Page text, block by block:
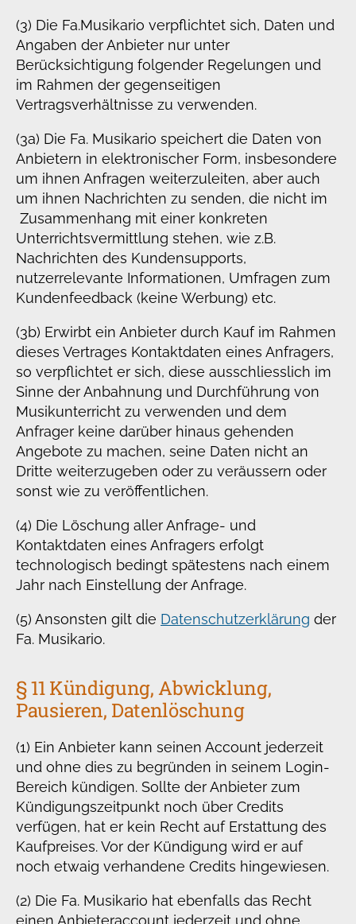
(3) Die Fa.Musikario verpflichtet sich, Daten und
Angaben der Anbieter nur unter
Berücksichtigung folgender Regelungen und
im Rahmen der gegenseitigen
Vertragsverhältnisse zu verwenden.
(3a) Die Fa. Musikario speichert die Daten von
Anbietern in elektronischer Form, insbesondere
um ihnen Anfragen weiterzuleiten, aber auch
um ihnen Nachrichten zu senden, die nicht im
Zusammenhang mit einer konkreten
Unterrichtsvermittlung stehen, wie z.B.
Nachrichten des Kundensupports,
nutzerrelevante Informationen, Umfragen zum
Kundenfeedback (keine Werbung) etc.
(3b) Erwirbt ein Anbieter durch Kauf im Rahmen
dieses Vertrages Kontaktdaten eines Anfragers,
so verpflichtet er sich, diese ausschliesslich im
Sinne der Anbahnung und Durchführung von
Musikunterricht zu verwenden und dem
Anfrager keine darüber hinaus gehenden
Angebote zu machen, seine Daten nicht an
Dritte weiterzugeben oder zu veräussern oder
sonst wie zu veröffentlichen.
(4) Die Löschung aller Anfrage- und
Kontaktdaten eines Anfragers erfolgt
technologisch bedingt spätestens nach einem
Jahr nach Einstellung der Anfrage.
(5) Ansonsten gilt die Datenschutzerklärung der
Fa. Musikario.
§ 11 Kündigung, Abwicklung,
Pausieren, Datenlöschung
(1) Ein Anbieter kann seinen Account jederzeit
und ohne dies zu begründen in seinem Login-
Bereich kündigen. Sollte der Anbieter zum
Kündigungszeitpunkt noch über Credits
verfügen, hat er kein Recht auf Erstattung des
Kaufpreises. Vor der Kündigung wird er auf
noch etwaig verhandene Credits hingewiesen.
(2) Die Fa. Musikario hat ebenfalls das Recht
einen Anbieteraccount jederzeit und ohne